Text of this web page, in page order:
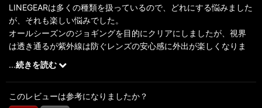
LINEGEARは多くの種類を扱っているので、どれにする悩みました
が、それも楽しい悩みでした。
オールシーズンのジョギングを目的にクリアにしましたが、視界
は透き通るが紫外線は防ぐレンズの安心感に外出が楽しくなりま
した！
...続きを読む
このレビューは参考になりましたか？